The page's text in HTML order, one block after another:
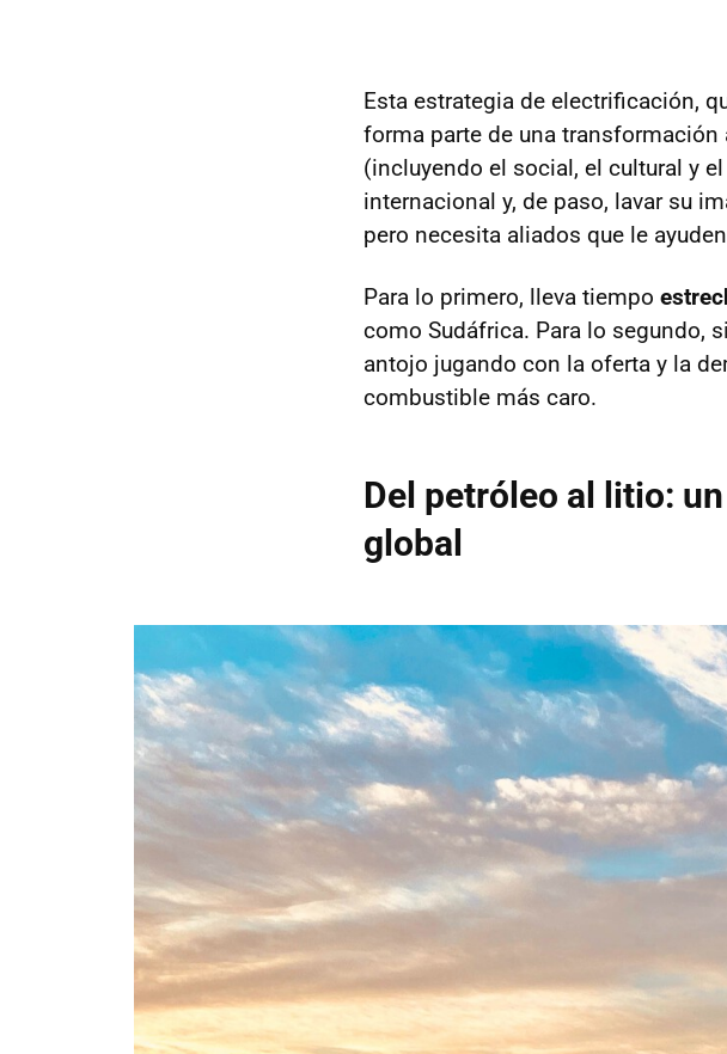
Esta estrategia de electrificación,
forma parte de una
(incluyendo el social, el cultural y
internacional y, de paso, lavar su
pero necesita aliados que le
Para lo primero, lleva tiempo
como Sudáfrica. Para lo segundo,
antojo jugando con la oferta y la
combustible más caro.
Del petróleo al litio:
global